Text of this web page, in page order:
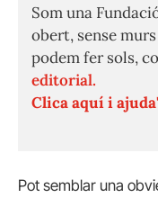
Som una
obert, sense
podem fer sols,
editorial.
Clica aquí i
Pot semblar una